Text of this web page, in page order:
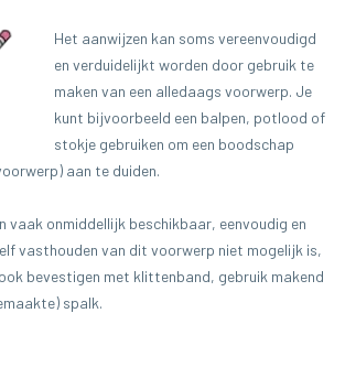
Het aanwijzen kan soms vereenvoudigd
en verduidelijkt worden door gebruik te
maken van een alledaags voorwerp. Je
kunt bijvoorbeeld een balpen, potlood of
stokje gebruiken om een boodschap
aan te duiden.
vaak onmiddellijk beschikbaar, eenvoudig en
vasthouden van dit voorwerp niet mogelijk is,
bevestigen met klittenband, gebruik makend
spalk.